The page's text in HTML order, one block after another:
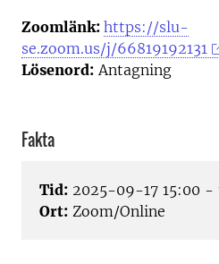
Zoomlänk: https://slu-
se.zoom.us/j/66819192131
Lösenord: Antagning
Fakta
Tid: 2025-09-17 15:00 -
Ort: Zoom/Online